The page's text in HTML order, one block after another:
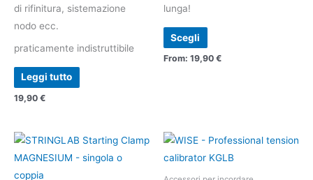
di rifinitura, sistemazione
nodo ecc.
praticamente indistruttibile
Leggi tutto
19,90 €
lunga!
Scegli
From: 19,90 €
Questo
prodotto